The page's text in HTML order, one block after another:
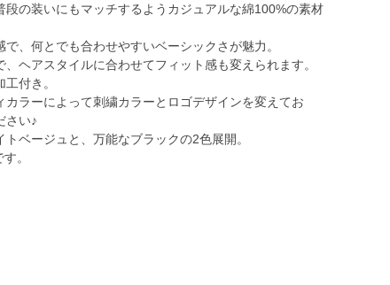
段の装いにもマッチするようカジュアルな綿100%の素材
、何とでも合わせやすいベーシックさが魅力。
ヘアスタイルに合わせてフィット感も変えられます。
付き。
ラーによって刺繍カラーとロゴデザインを変えてお
さい♪
ベージュと、万能なブラックの2色展開。
。